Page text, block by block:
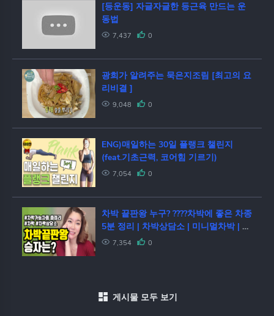
[등운동] 자글자글한 등근육 만드는 운
동법
7,437 0
광희가 알려주는 묵은지조림 [최고의 요
리비결 ]
9,048 0
ENG)매일하는 30일 플랭크 챌린지
(feat.기초근력, 코어힘 기르기)
7,054 0
차박 끝판왕 누구? ????차박에 좋은 차종
5분 정리 | 차박상담소 | 미니멀차박 | 순
수차박 | car camping in a Mini Cooper
7,354 0
게시물 모두 보기